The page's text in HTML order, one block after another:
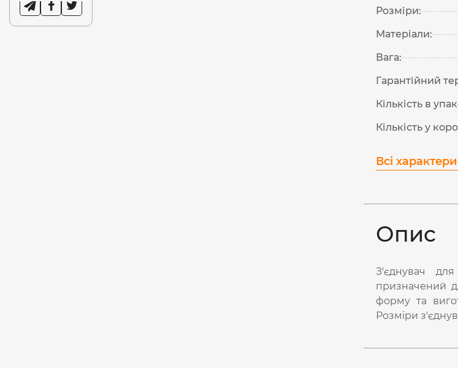
Розміри:
Матеріали:
Вага:
Гарантійний
Кількість в
Кількість у
Всі
Опис
З'єднувач
призначений
форму та
Розміри